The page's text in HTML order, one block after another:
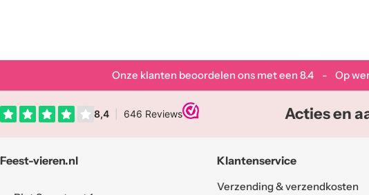
Onze klanten beoordelen ons met een 8.4 - Op
Acties en
Feest-vieren.nl Klantenservice
Verzending & verzendkosten